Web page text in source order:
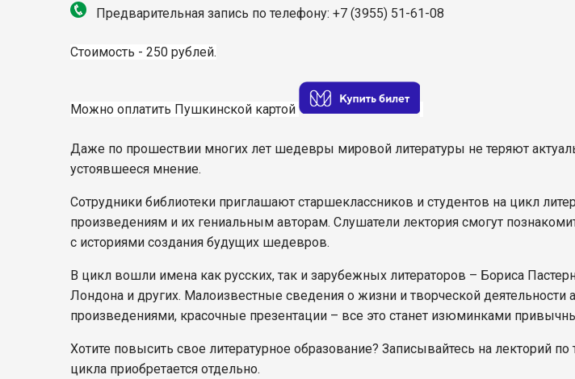
Предварительная запись по телефону: +7 (3955) 51-61-08
Стоимость - 250 рублей.
Можно оплатить Пушкинской картой
Даже по прошествии многих лет шедевры мировой литературы не теряют
устоявшееся мнение.
Сотрудники библиотеки приглашают старшеклассников и студентов на цикл
произведениям и их гениальным авторам. Слушатели лектория смогут
с историями создания будущих шедевров.
В цикл вошли имена как русских, так и зарубежных литераторов – Бориса
Лондона и других. Малоизвестные сведения о жизни и творческой
произведениями, красочные презентации – все это станет изюминками
Хотите повысить свое литературное образование? Записывайтесь на лекторий
цикла приобретается отдельно.